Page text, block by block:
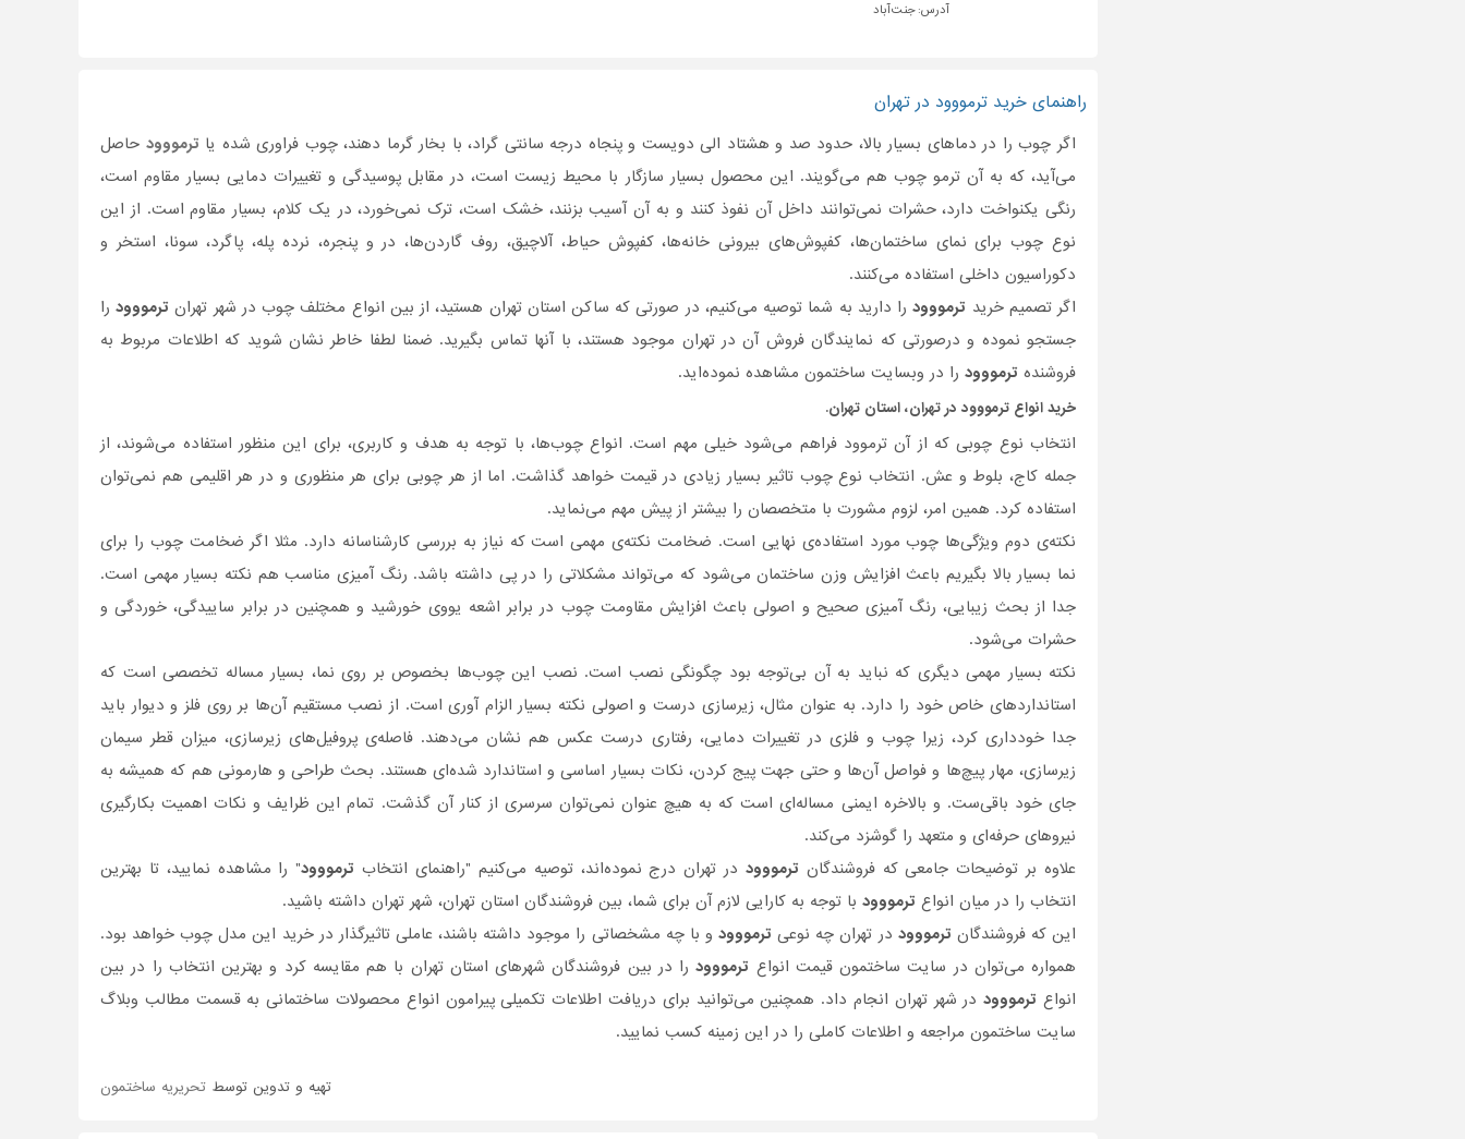
آدرس:جنت آباد
راهنمای خرید ترمووود در تهران
اگر چوب را در دماهای بسیار بالا، حدود صد و هشتاد الی دویست و پنجاه درجه سانتی گراد، با بخار گرما دهند، چوب فراوری شده یا ترمووود حاصل
می‌آید، که به آن ترمو چوب هم می‌گویند. این محصول بسیار سازگار با محیط زیست است، در مقابل پوسیدگی و تغییرات دمایی بسیار مقاوم است،
رنگی یکنواخت دارد، حشرات نمی‌توانند داخل آن نفوذ کنند و به آن آسیب بزنند، خشک است، ترک نمی‌خورد، در یک کلام، بسیار مقاوم است. از این
نوع چوب برای نمای ساختمان‌ها، کفپوش‌های بیرونی خانه‌ها، کفپوش حیاط، آلاچیق، روف گاردن‌ها، در و پنجره، نرده پله، پاگرد، سونا، استخر و
دکوراسیون داخلی استفاده می‌کنند.
اگر تصمیم خرید ترمووودرا دارید به شما توصیه می‌کنیم، در صورتی که ساکن استان تهران هستید، از بین انواع مختلف چوب در شهر تهران ترمووودرا
جستجو نموده و درصورتی‌ که نمایندگان فروش آن در تهران موجود هستند، با آنها تماس بگیرید. ضمنا لطفا خاطر نشان شوید که اطلاعات مربوط به
فروشنده ترمووود را در وبسایت ساختمون مشاهده نموده‌اید.
خرید انواع ترمووود در تهران، استان تهران.
انتخاب نوع چوبی که از آن ترموود فراهم می‌شود خیلی مهم است. انواع چو‌ب‌ها، با توجه به هدف و کاربری، برای این منظور استفاده می‌شوند، از
جمله کاج، بلوط و عش. انتخاب نوع چوب تاثیر بسیار زیادی در قیمت خواهد گذاشت. اما از هر چوبی برای هر منظوری و در هر اقلیمی هم نمی‌توان
استفاده کرد. همین امر، لزوم مشورت با متخصصان را بیشتر از پیش مهم می‌نماید.
نکته‌ی دوم ویژگی‌ها چوب مورد استفاده‌ی نهایی است. ضخامت نکته‌ی مهمی است که نیاز به بررسی کارشناسانه دارد. مثلا اگر ضخامت چوب را برای
نما بسیار بالا بگیریم باعث افزایش وزن ساختمان می‌شود که می‌تواند مشکلاتی را در پی داشته باشد. رنگ آمیزی مناسب هم نکته بسیار مهمی است.
جدا از بحث زیبایی، رنگ آمیزی صحیح و اصولی باعث افزایش مقاومت چوب در برابر اشعه یووی خورشید و همچنین در برابر ساییدگی، خوردگی و
حشرات می‌شود.
نکته بسیار مهمی دیگری که نباید به آن بی‌توجه بود چگونگی نصب است. نصب این چوب‌ها بخصوص بر روی نما، بسیار مساله تخصصی ‌است که
استانداردهای خاص خود را دارد. به عنوان مثال، زیرسازی درست و اصولی نکته بسیار الزام آوری است. از نصب مستقیم آن‌ها بر روی فلز و دیوار باید
جدا خودداری کرد، زیرا چوب و فلزی در تغییرات دمایی، رفتاری درست عکس هم نشان می‌دهند. فاصله‌ی پروفیل‌های زیرسازی، میزان قطر سیمان
زیرسازی، مهار پیچ‌ها و فواصل آن‌ها و حتی جهت پیج کردن، نکات بسیار اساسی و استاندارد شده‌ای هستند. بحث طراحی و هارمونی هم که همیشه به
جای خود باقی‌ست. و بالاخره ایمنی مساله‌ای است که به هیچ عنوان نمی‌توان سرسری از کنار آن گذشت. تمام این ظرایف و نکات اهمیت بکارگیری
نیروهای حرفه‌ای و متعهد را گوشزد می‌کند.
علاوه بر توضیحات جامعی که فروشندگان ترمووود در تهران درج نموده‌اند، توصیه می‌کنیم "راهنمای انتخاب ترمووود" را مشاهده نمایید، تا بهترین
انتخاب را در میان انواع ترمووود با توجه به کارایی لازم آن برای شما، بین فروشندگان استان تهران، شهر تهران داشته باشید.
این که فروشندگان ترمووود در تهران چه نوعی ترمووودو با چه مشخصاتی را موجود داشته باشند، عاملی تاثیر‌گذار در خرید این مدل چوب خواهد بود.
همواره می‌توان در سایت ساختمون قیمت انواع ترمووودرا در بین فروشندگان شهرهای استان تهران با هم مقایسه کرد و بهترین انتخاب را در بین
انواع ترموووددر شهر تهران انجام داد. همچنین می‌توانید برای دریافت اطلاعات تکمیلی پیرامون انواع محصولات ساختمانی به قسمت مطالب وبلاگ
سایت ساختمون مراجعه و اطلاعات کاملی را در این زمینه کسب نمایید.
تهیه و تدوین توسط تحریریه ساختمون